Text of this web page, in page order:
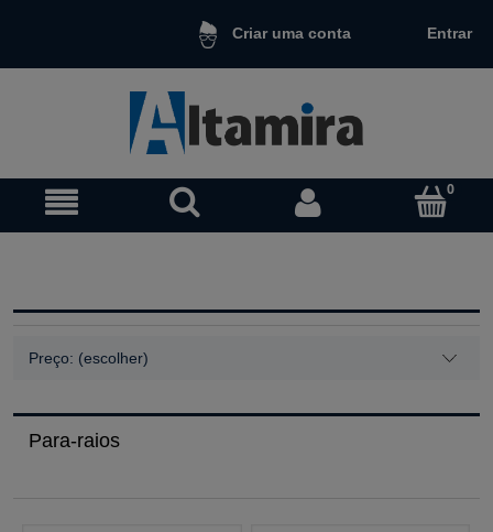
Criar uma conta Entrar
Preço: (escolher)
Para-raios